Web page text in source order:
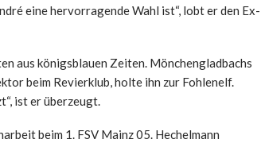
eine hervorragende Wahl ist“, lobt er den Ex-
aus königsblauen Zeiten. Mönchengladbachs
beim Revierklub, holte ihn zur Fohlenelf.
ist er überzeugt.
beim 1. FSV Mainz 05. Hechelmann